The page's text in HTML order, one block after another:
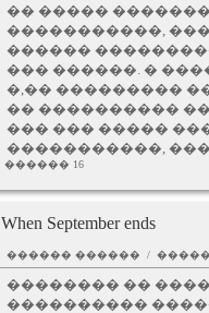
�� �����
�����������,
������
��� ������. �
�,�� ���������
�� ����������
��� ��� �����
�����������,
������ 16
When September ends
������ ������ /
�������� ��
����������